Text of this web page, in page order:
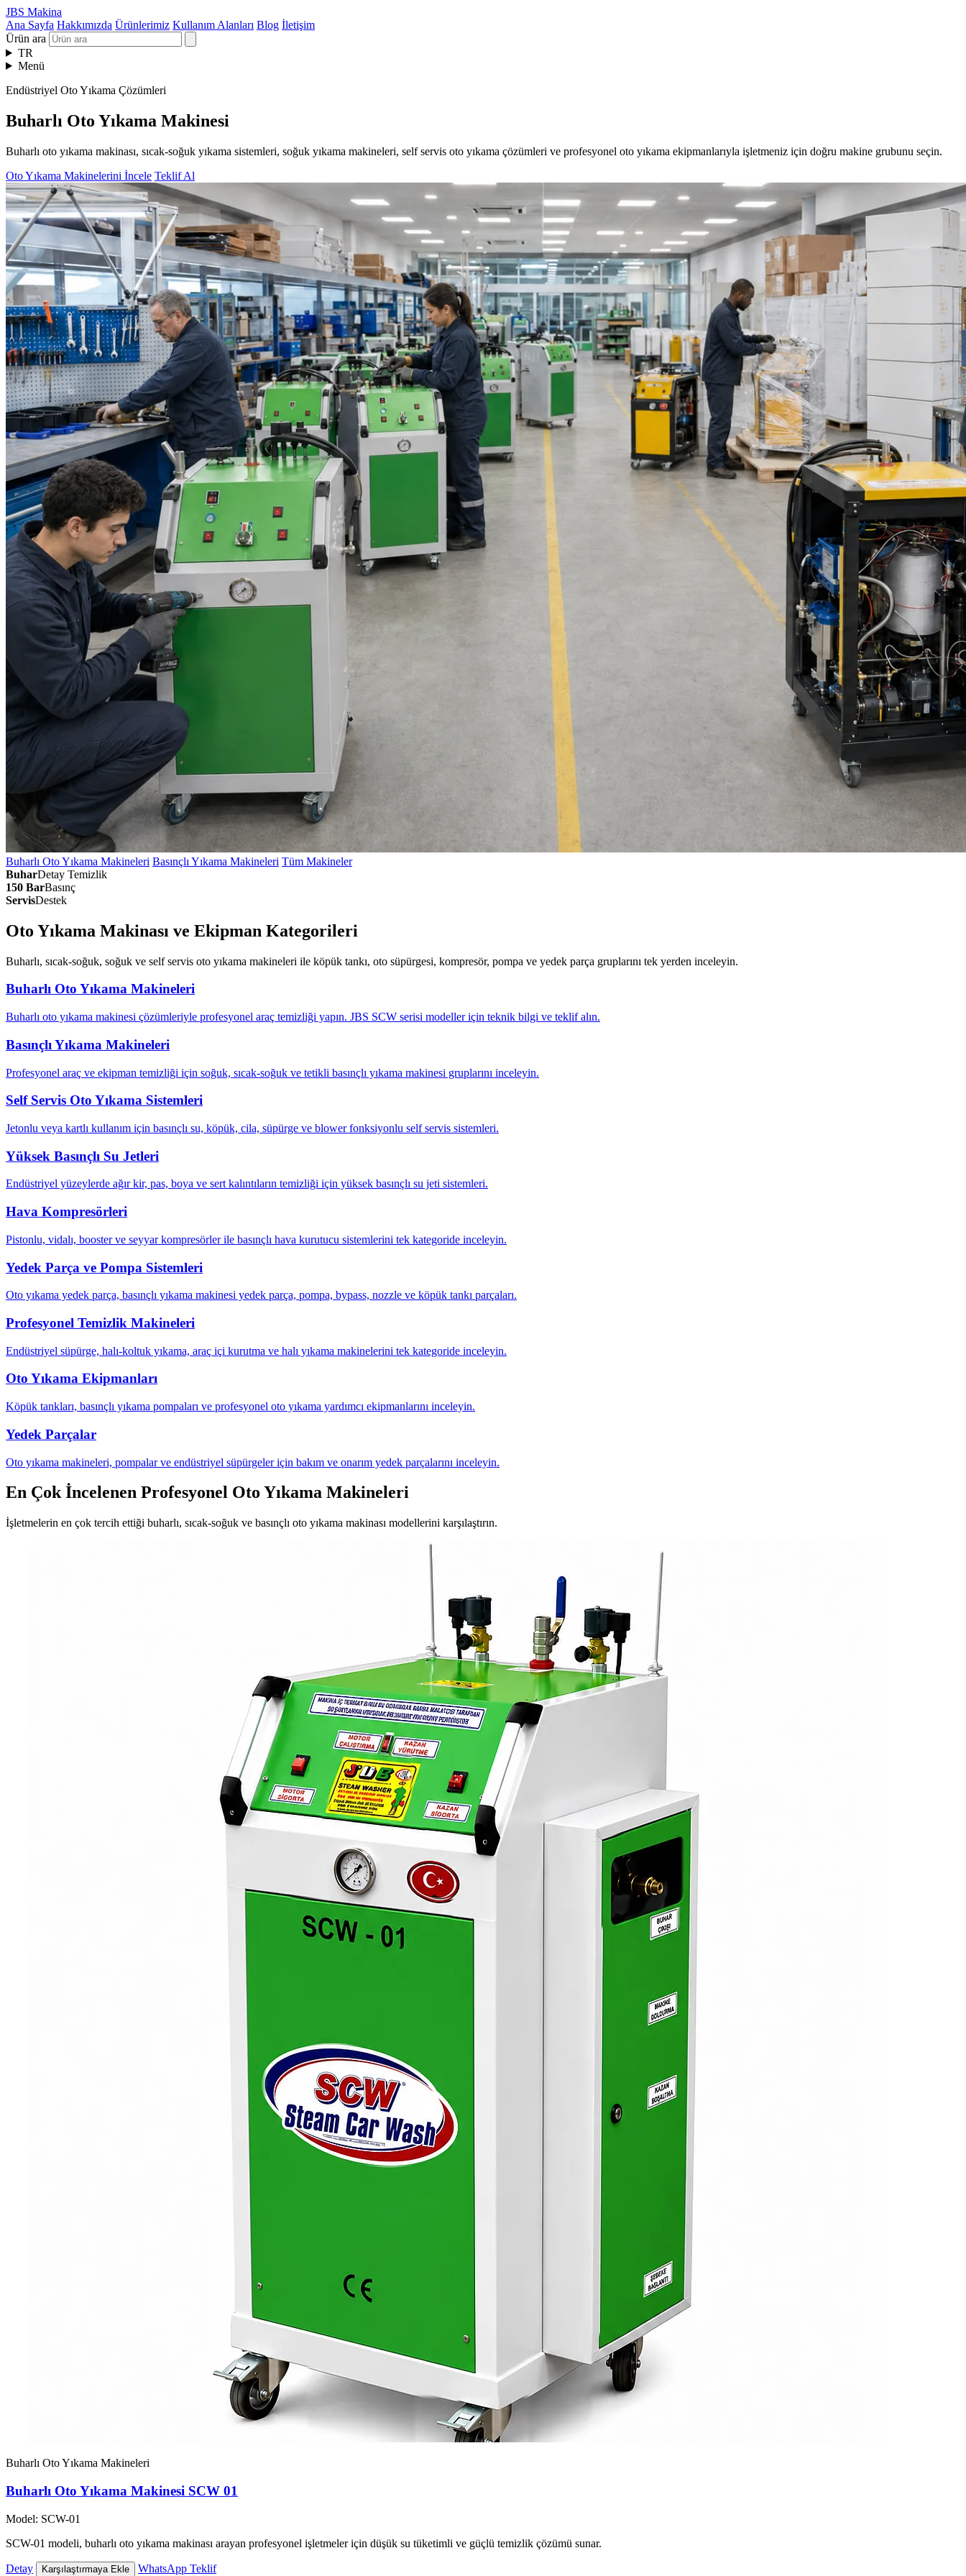
JBS Makina
Ana Sayfa Hakkımızda Ürünlerimiz Kullanım Alanları Blog İletişim
Ürün ara
TR
Menü
Endüstriyel Oto Yıkama Çözümleri
Buharlı Oto Yıkama Makinesi
Buharlı oto yıkama makinası, sıcak-soğuk yıkama sistemleri, soğuk yıkama makineleri, self servis oto yıkama çözümleri ve profesyonel oto yıkama ekipmanlarıyla işletmeniz için doğru makine grubunu seçin.
Oto Yıkama Makinelerini İncele Teklif Al
Buharlı Oto Yıkama Makineleri Basınçlı Yıkama Makineleri Tüm Makineler
BuharDetay Temizlik
150 BarBasınç
ServisDestek
Oto Yıkama Makinası ve Ekipman Kategorileri
Buharlı, sıcak-soğuk, soğuk ve self servis oto yıkama makineleri ile köpük tankı, oto süpürgesi, kompresör, pompa ve yedek parça gruplarını tek yerden inceleyin.
Buharlı Oto Yıkama Makineleri
Buharlı oto yıkama makinesi çözümleriyle profesyonel araç temizliği yapın. JBS SCW serisi modeller için teknik bilgi ve teklif alın.
Basınçlı Yıkama Makineleri
Profesyonel araç ve ekipman temizliği için soğuk, sıcak-soğuk ve tetikli basınçlı yıkama makinesi gruplarını inceleyin.
Self Servis Oto Yıkama Sistemleri
Jetonlu veya kartlı kullanım için basınçlı su, köpük, cila, süpürge ve blower fonksiyonlu self servis sistemleri.
Yüksek Basınçlı Su Jetleri
Endüstriyel yüzeylerde ağır kir, pas, boya ve sert kalıntıların temizliği için yüksek basınçlı su jeti sistemleri.
Hava Kompresörleri
Pistonlu, vidalı, booster ve seyyar kompresörler ile basınçlı hava kurutucu sistemlerini tek kategoride inceleyin.
Yedek Parça ve Pompa Sistemleri
Oto yıkama yedek parça, basınçlı yıkama makinesi yedek parça, pompa, bypass, nozzle ve köpük tankı parçaları.
Profesyonel Temizlik Makineleri
Endüstriyel süpürge, halı-koltuk yıkama, araç içi kurutma ve halı yıkama makinelerini tek kategoride inceleyin.
Oto Yıkama Ekipmanları
Köpük tankları, basınçlı yıkama pompaları ve profesyonel oto yıkama yardımcı ekipmanlarını inceleyin.
Yedek Parçalar
Oto yıkama makineleri, pompalar ve endüstriyel süpürgeler için bakım ve onarım yedek parçalarını inceleyin.
En Çok İncelenen Profesyonel Oto Yıkama Makineleri
İşletmelerin en çok tercih ettiği buharlı, sıcak-soğuk ve basınçlı oto yıkama makinası modellerini karşılaştırın.
Buharlı Oto Yıkama Makineleri
Buharlı Oto Yıkama Makinesi SCW 01
Model: SCW-01
SCW-01 modeli, buharlı oto yıkama makinası arayan profesyonel işletmeler için düşük su tüketimli ve güçlü temizlik çözümü sunar.
Detay Karşılaştırmaya Ekle WhatsApp Teklif